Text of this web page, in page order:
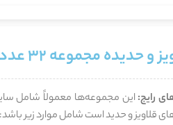
حدیده مجموعه 32 عددی برند پلاتینیوم
رایج: این مجموعه‌ها معمولاً شامل
قلاویز و حدید است شامل موارد زیر باشد: